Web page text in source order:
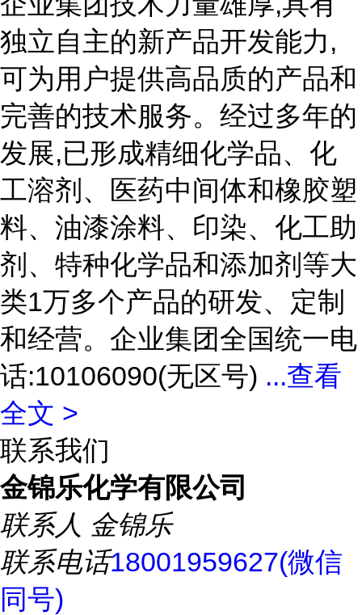
独立自主的新产品开发能力,
可为用户提供高品质的产品和
完善的技术服务。经过多年的
发展,已形成精细化学品、化
工溶剂、医药中间体和橡胶塑
料、油漆涂料、印染、化工助
剂、特种化学品和添加剂等大
类1万多个产品的研发、定制
和经营。企业集团全国统一电
话:10106090(无区号) ...查看
全文 >
联系我们
金锦乐化学有限公司
联系人 金锦乐
联系电话18001959627(微信
同号)